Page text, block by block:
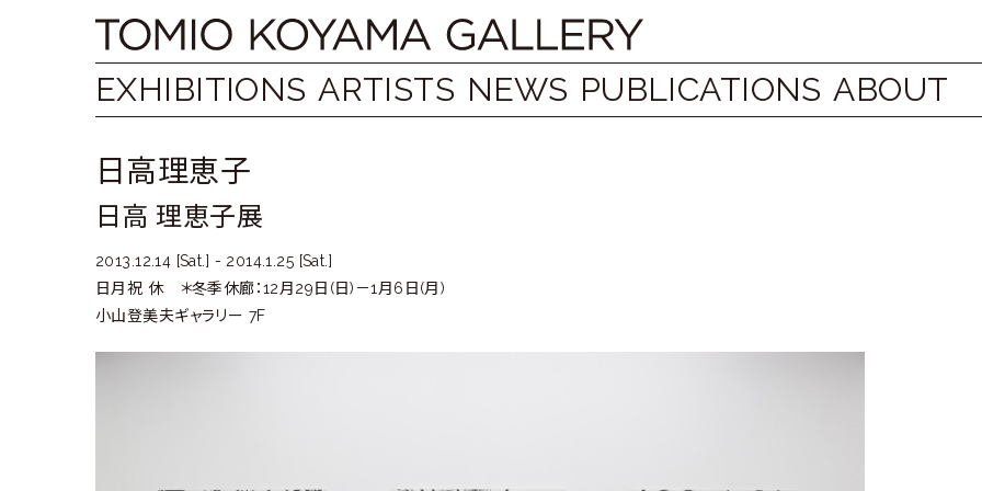
content
Tomio
Koyama
小
山
登
美
夫
EXHIBITIONS ARTISTS NEWS PUBLICATIONS ABOUT
日高理恵子
日高 理恵子展
2013.12.14 [Sat.] - 2014.1.25 [Sat.]
日月祝 休 ＊冬季休廊：12月29日(日)－1月6日(月)
小山登美夫ギャラリー 7F